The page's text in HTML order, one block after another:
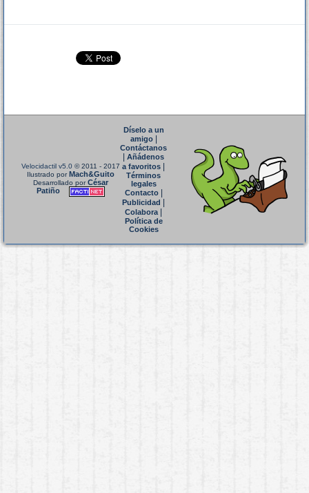
Velocidactil v5.0 © 2011 - 2017
Ilustrado porMach&Guito
Desarrollado porCésar
Patiño
Díselo a un
amigo|
Contáctanos
Añádenos
a favoritos
Términos
legales
Contacto|
Publicidad
Colabora|
Política de
Cookies